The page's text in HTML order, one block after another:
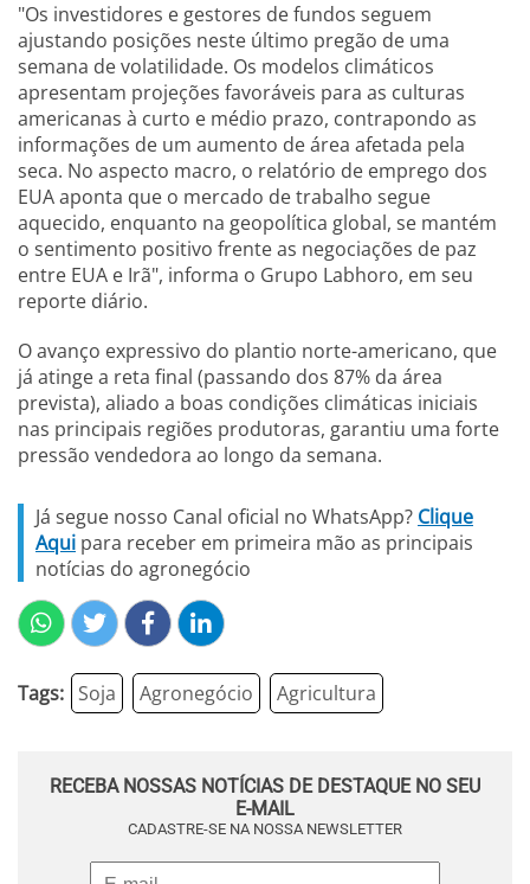
"Os investidores e gestores de fundos seguem
ajustando posições neste último pregão de uma
semana de volatilidade. Os modelos climáticos
apresentam projeções favoráveis para as culturas
americanas à curto e médio prazo, contrapondo as
informações de um aumento de área afetada pela
seca. No aspecto macro, o relatório de emprego dos
EUA aponta que o mercado de trabalho segue
aquecido, enquanto na geopolítica global, se mantém
o sentimento positivo frente as negociações de paz
entre EUA e Irã", informa o Grupo Labhoro, em seu
reporte diário.
O avanço expressivo do plantio norte-americano, que
já atinge a reta final (passando dos 87% da área
prevista), aliado a boas condições climáticas iniciais
nas principais regiões produtoras, garantiu uma forte
pressão vendedora ao longo da semana.
Já segue nosso Canal oficial no WhatsApp? Clique
Aqui para receber em primeira mão as principais
notícias do agronegócio
Tags: Soja Agronegócio Agricultura
RECEBA NOSSAS NOTÍCIAS DE DESTAQUE NO SEU
E-MAIL
CADASTRE-SE NA NOSSA NEWSLETTER